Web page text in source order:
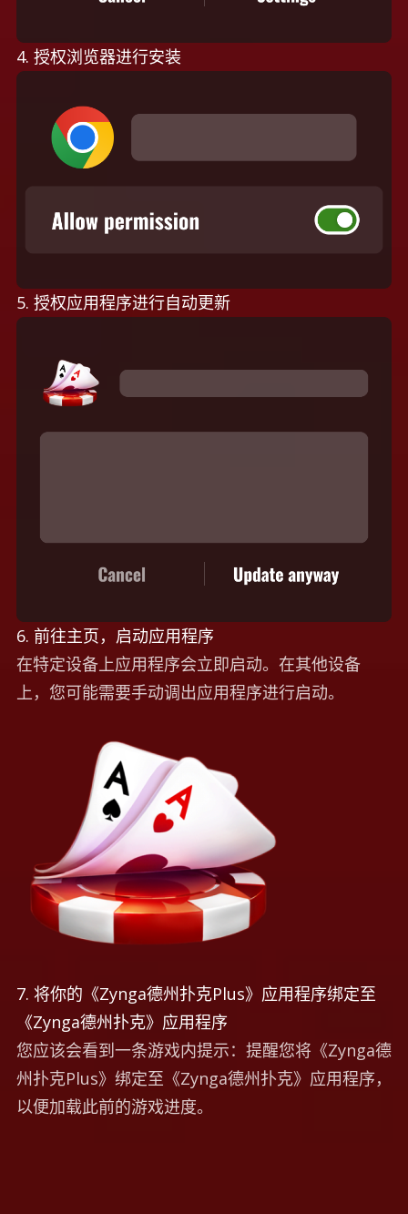
4. 授权浏览器进行安装
5. 授权应用程序进行自动更新
6. 前往主页，启动应用程序
在特定设备上应用程序会立即启动。在其他设备
上，您可能需要手动调出应用程序进行启动。
7. 将你的《Zynga德州扑克Plus》应用程序绑定至
《Zynga德州扑克》应用程序
您应该会看到一条游戏内提示：提醒您将《Zynga德
州扑克Plus》绑定至《Zynga德州扑克》应用程序，
以便加载此前的游戏进度。